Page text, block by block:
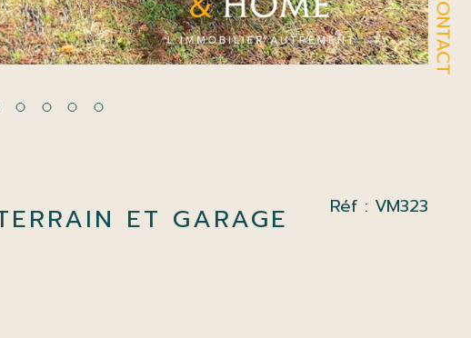
CONTACT
ET GARAGE
Réf : VM323